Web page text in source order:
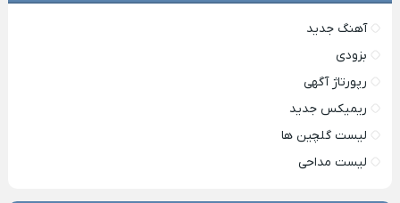
آهنگ جدید
بزودی
رپورتاژ آگهی
ریمیکس جدید
لیست گلچین ها
لیست مداحی